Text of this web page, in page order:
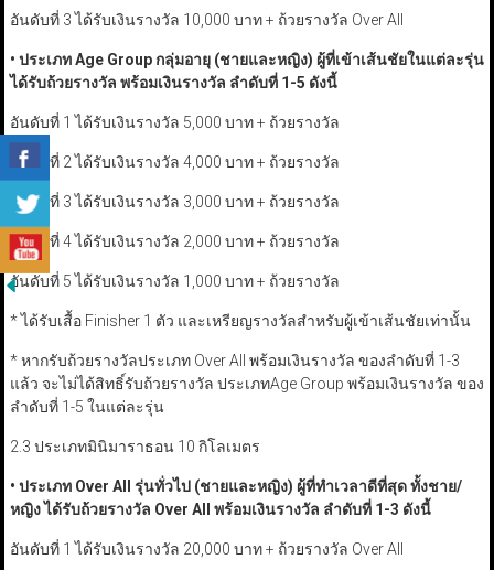
อันดับที่ 3 ได้รับเงินรางวัล 10,000 บาท + ถ้วยรางวัล Over All
• ประเภทAge Group กลุ่มอายุ (ชายและหญิง) ผู้ที่เข้าเส้นชัยในแต่ละรุ่น
ได้รับถ้วยรางวัล พร้อมเงินรางวัล ลำดับที่ 1-5 ดังนี้
อันดับที่ 1 ได้รับเงินรางวัล 5,000 บาท + ถ้วยรางวัล
อันดับที่ 2 ได้รับเงินรางวัล 4,000 บาท + ถ้วยรางวัล
อันดับที่ 3 ได้รับเงินรางวัล 3,000 บาท + ถ้วยรางวัล
อันดับที่ 4 ได้รับเงินรางวัล 2,000 บาท + ถ้วยรางวัล
อันดับที่ 5 ได้รับเงินรางวัล 1,000 บาท + ถ้วยรางวัล
* ได้รับเสื้อ Finisher 1 ตัว และเหรียญรางวัลสำหรับผู้เข้าเส้นชัยเท่านั้น
* หากรับถ้วยรางวัลประเภท Over All พร้อมเงินรางวัล ของลำดับที่ 1-3
แล้ว จะไม่ได้สิทธิ์รับถ้วยรางวัล ประเภทAge Group พร้อมเงินรางวัล ของ
ลำดับที่ 1-5 ในแต่ละรุ่น
2.3 ประเภทมินิมาราธอน 10 กิโลเมตร
• ประเภท Over All รุ่นทั่วไป (ชายและหญิง) ผู้ที่ทำเวลาดีที่สุด ทั้งชาย/
หญิง ได้รับถ้วยรางวัล Over All พร้อมเงินรางวัล ลำดับที่ 1-3 ดังนี้
อันดับที่ 1 ได้รับเงินรางวัล 20,000 บาท + ถ้วยรางวัล Over All